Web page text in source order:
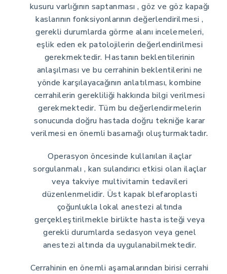
kusuru varlığının saptanması , göz ve göz kapağı
kaslarının fonksiyonlarının değerlendirilmesi ,
gerekli durumlarda görme alanı incelemeleri,
eşlik eden ek patolojilerin değerlendirilmesi
gerekmektedir. Hastanın beklentilerinin
anlaşılması ve bu cerrahinin beklentilerini ne
yönde karşılayacağının anlatılması, kombine
cerrahilerin gerekliliği hakkında bilgi verilmesi
gerekmektedir. Tüm bu değerlendirmelerin
sonucunda doğru hastada doğru tekniğe karar
verilmesi en önemli basamağı oluşturmaktadır.
Operasyon öncesinde kullanılan ilaçlar
sorgulanmalı , kan sulandırıcı etkisi olan ilaçlar
veya takviye multivitamin tedavileri
düzenlenmelidir. Üst kapak blefaroplasti
çoğunlukla lokal anestezi altında
gerçekleştirilmekle birlikte hasta isteği veya
gerekli durumlarda sedasyon veya genel
anestezi altında da uygulanabilmektedir.
Cerrahinin en önemli aşamalarından birisi cerrahi